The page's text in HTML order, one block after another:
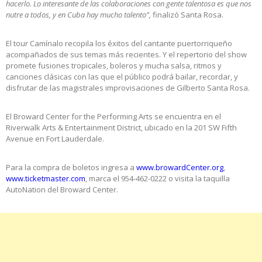
hacerlo. Lo interesante de las colaboraciones con gente talentosa es que nos
nutre a todos, y en Cuba hay mucho talento”, finalizó Santa Rosa.
El tour Camínalo recopila los éxitos del cantante puertorriqueño
acompañados de sus temas más recientes. Y el repertorio del show
promete fusiones tropicales, boleros y mucha salsa, ritmos y
canciones clásicas con las que el público podrá bailar, recordar, y
disfrutar de las magistrales improvisaciones de Gilberto Santa Rosa.
El Broward Center for the Performing Arts se encuentra en el
Riverwalk Arts & Entertainment District, ubicado en la 201 SW Fifth
Avenue en Fort Lauderdale.
Para la compra de boletos ingresa a www.browardCenter.org,
www.ticketmaster.com, marca el 954-462-0222 o visita la taquilla
AutoNation del Broward Center.